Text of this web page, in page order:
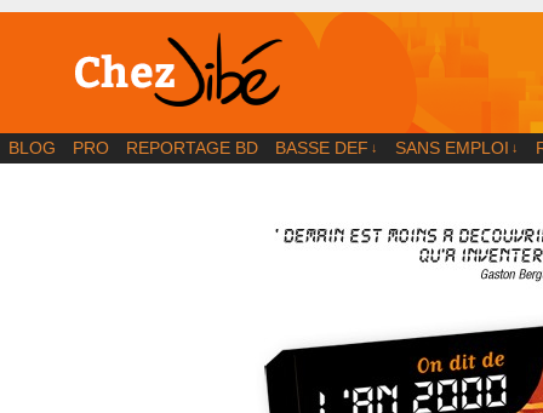
BD | Illustration | Blog
BLOG PRO REPORTAGE BD BASSE DEF ↓ SANS EMPLOI ↓